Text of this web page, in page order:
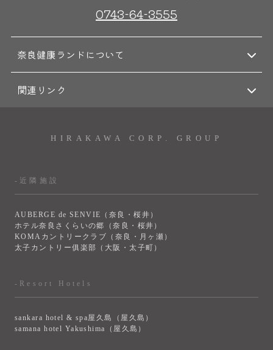
0743-64-3555
奈良健康ランドについて
関連リンク
HIRAKAWA CORP. GROUP
-近隣施設
AUBERGE de SENVIE（奈良・桜井）
ホテル奈良さくらいの郷（奈良・桜井）
KOMAカントリークラブ（奈良・月ヶ瀬）
太子カントリー俱楽部（大阪・太子町）
-Resort Hotels
sankara hotel & spa屋久島（屋久島）
samana hotel Yakushima（屋久島）